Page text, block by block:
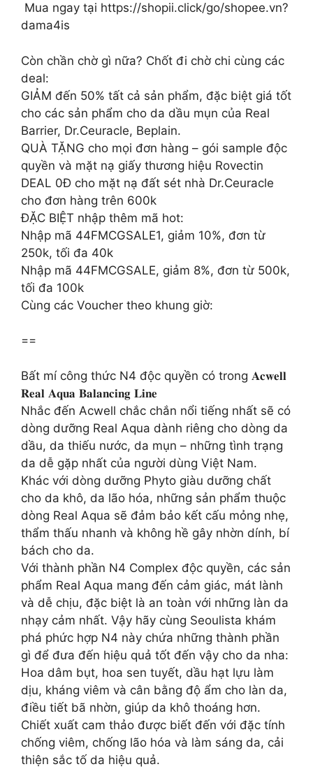
️ Mua ngay tại https://shopii.click/go/shopee.vn?
dama4is
Còn chần chờ gì nữa? Chốt đi chờ chi cùng các
deal:
GIẢM đến 50% tất cả sản phẩm, đặc biệt giá tốt
cho các sản phẩm cho da dầu mụn của Real
Barrier, Dr.Ceuracle, Beplain.
QUÀ TẶNG cho mọi đơn hàng – gói sample độc
quyền và mặt nạ giấy thương hiệu Rovectin
DEAL 0Đ cho mặt nạ đất sét nhà Dr.Ceuracle
cho đơn hàng trên 600k
ĐẶC BIỆT nhập thêm mã hot:
Nhập mã 44FMCGSALE1, giảm 10%, đơn từ
250k, tối đa 40k
Nhập mã 44FMCGSALE, giảm 8%, đơn từ 500k,
tối đa 100k
Cùng các Voucher theo khung giờ:
==
Bất mí công thức N4 độc quyền có trong 𝐀𝐜𝐰𝐞𝐥𝐥
𝐑𝐞𝐚𝐥 𝐀𝐪𝐮𝐚 𝐁𝐚𝐥𝐚𝐧𝐜𝐢𝐧𝐠 𝐋𝐢𝐧𝐞
Nhắc đến Acwell chắc chắn nổi tiếng nhất sẽ có
dòng dưỡng Real Aqua dành riêng cho dòng da
dầu, da thiếu nước, da mụn – những tình trạng
da dễ gặp nhất của người dùng Việt Nam.
Khác với dòng dưỡng Phyto giàu dưỡng chất
cho da khô, da lão hóa, những sản phẩm thuộc
dòng Real Aqua sẽ đảm bảo kết cấu mỏng nhẹ,
thẩm thấu nhanh và không hề gây nhờn dính, bí
bách cho da.
Với thành phần N4 Complex độc quyền, các sản
phẩm Real Aqua mang đến cảm giác, mát lành
và dễ chịu, đặc biệt là an toàn với những làn da
nhạy cảm nhất. Vậy hãy cùng Seoulista khám
phá phức hợp N4 này chứa những thành phần
gì để đưa đến hiệu quả tốt đến vậy cho da nha:
Hoa dâm bụt, hoa sen tuyết, dầu hạt lựu làm
dịu, kháng viêm và cân bằng độ ẩm cho làn da,
điều tiết bã nhờn, giúp da khô thoáng hơn.
Chiết xuất cam thảo được biết đến với đặc tính
chống viêm, chống lão hóa và làm sáng da, cải
thiện sắc tố da hiệu quả.